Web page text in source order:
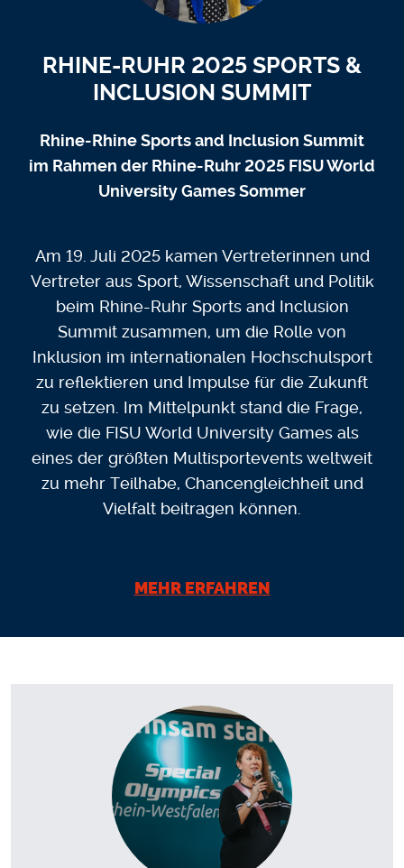
RHINE-RUHR 2025 SPORTS &
INCLUSION SUMMIT
Rhine-Rhine Sports and Inclusion Summit
im Rahmen der Rhine-Ruhr 2025 FISU World
University Games Sommer
Am 19. Juli 2025 kamen Vertreterinnen und
Vertreter aus Sport, Wissenschaft und Politik
beim Rhine-Ruhr Sports and Inclusion
Summit zusammen, um die Rolle von
Inklusion im internationalen Hochschulsport
zu reflektieren und Impulse für die Zukunft
zu setzen. Im Mittelpunkt stand die Frage,
wie die FISU World University Games als
eines der größten Multisportevents weltweit
zu mehr Teilhabe, Chancengleichheit und
Vielfalt beitragen können.
MEHR ERFAHREN